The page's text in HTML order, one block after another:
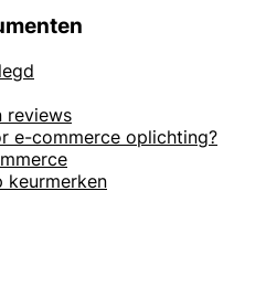
reviews
e-commerce oplichting?
keurmerken